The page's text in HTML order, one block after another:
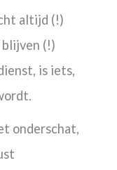
altijd (!)
(!)
is iets,
onderschat,